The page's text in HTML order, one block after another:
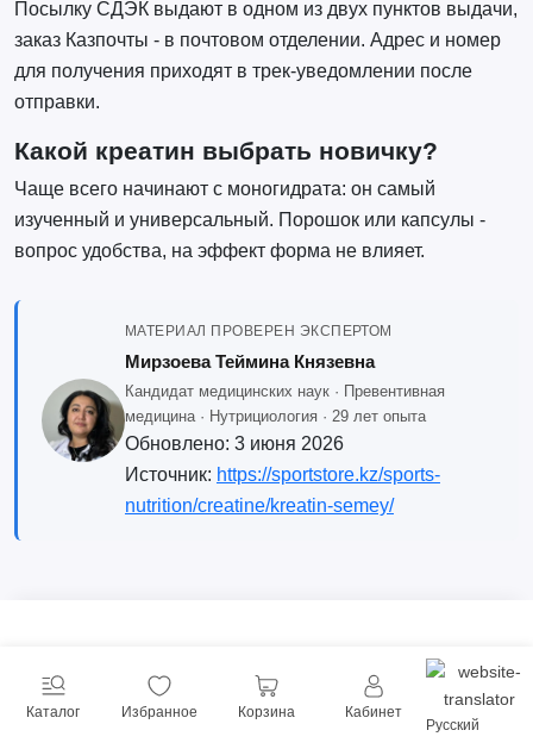
Посылку СДЭК выдают в одном из двух пунктов выдачи,
заказ Казпочты - в почтовом отделении. Адрес и номер
для получения приходят в трек-уведомлении после
отправки.
Какой креатин выбрать новичку?
Чаще всего начинают с моногидрата: он самый
изученный и универсальный. Порошок или капсулы -
вопрос удобства, на эффект форма не влияет.
МАТЕРИАЛ ПРОВЕРЕН ЭКСПЕРТОМ
Мирзоева Теймина Князевна
Кандидат медицинских наук · Превентивная
медицина · Нутрициология · 29 лет опыта
Обновлено: 3 июня 2026
Источник: https://sportstore.kz/sports-
nutrition/creatine/kreatin-semey/
Каталог Избранное Корзина Кабинет
Русский